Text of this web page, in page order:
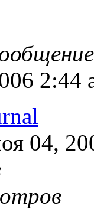
2:44
04,